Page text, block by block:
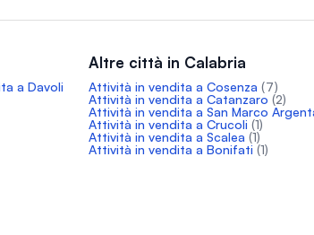
a Davoli
Altre città in Calabria
Attività in vendita a Cosenza (7)
Attività in vendita a Catanzaro (2)
Attività in vendita a San Marco
Attività in vendita a Crucoli (1)
Attività in vendita a Scalea (1)
Attività in vendita a Bonifati (1)